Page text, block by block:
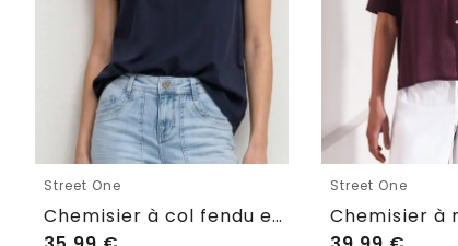
Street One
Chemisier à col fendu et manches à volants
Street One